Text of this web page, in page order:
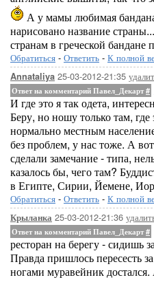
А у мамы любимая
нарисовано название
странам в греческой бандане
Обратиться - Ответить - К полной
Annataliya 25-03-2012-21:35
Ответ на комментарий Павел_Декарт#
И где это я так одета,
Беру, но ношу только там, где
нормально местным
без проблем, у нас тоже. А
сделали замечание - типа,
казалось бы, чего там?
в Египте, Сирии, Йемене,
Обратиться - Ответить - К полной
Крыланка 25-03-2012-21:36
Ответ на комментарий Павел_Декарт#
ресторан на берегу - сидишь
Правда пришлось пересесть
ногами муравейник